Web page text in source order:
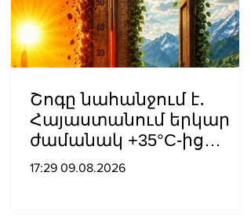
Շոգը նահանջում է․
Հայաստանում երկար
ժամանակ +35°C-ից
բարձր ջերմաստիճան
17:29 09.08.2026